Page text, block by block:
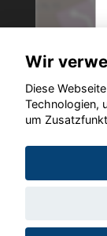
Wir
Diese
Technologien,
um